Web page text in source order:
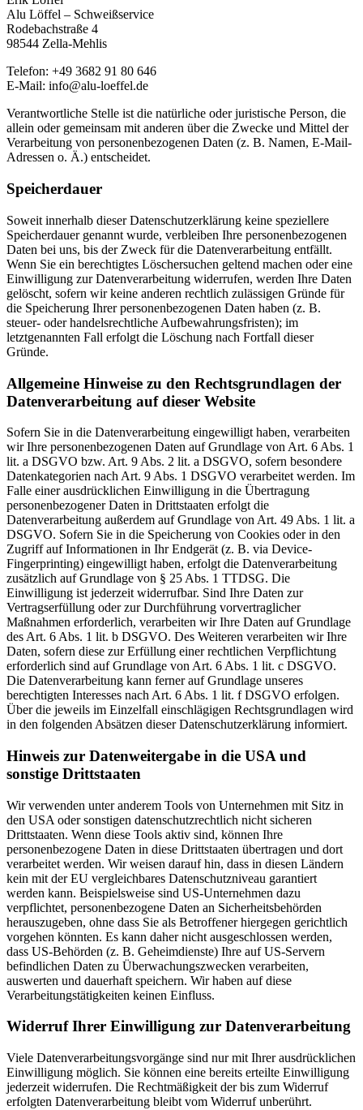
Alu Löffel – Schweißservice
Rodebachstraße 4
98544 Zella-Mehlis
Telefon: +49 3682 91 80 646
E-Mail: info@alu-loeffel.de
Verantwortliche Stelle ist die natürliche oder juristische Person, die
allein oder gemeinsam mit anderen über die Zwecke und Mittel der
Verarbeitung von personenbezogenen Daten (z. B. Namen, E-Mail-
Adressen o. Ä.) entscheidet.
Speicherdauer
Soweit innerhalb dieser Datenschutzerklärung keine speziellere
Speicherdauer genannt wurde, verbleiben Ihre personenbezogenen
Daten bei uns, bis der Zweck für die Datenverarbeitung entfällt.
Wenn Sie ein berechtigtes Löschersuchen geltend machen oder eine
Einwilligung zur Datenverarbeitung widerrufen, werden Ihre Daten
gelöscht, sofern wir keine anderen rechtlich zulässigen Gründe für
die Speicherung Ihrer personenbezogenen Daten haben (z. B.
steuer- oder handelsrechtliche Aufbewahrungsfristen); im
letztgenannten Fall erfolgt die Löschung nach Fortfall dieser
Gründe.
Allgemeine Hinweise zu den Rechtsgrundlagen der
Datenverarbeitung auf dieser Website
Sofern Sie in die Datenverarbeitung eingewilligt haben, verarbeiten
wir Ihre personenbezogenen Daten auf Grundlage von Art. 6 Abs. 1
lit. a DSGVO bzw. Art. 9 Abs. 2 lit. a DSGVO, sofern besondere
Datenkategorien nach Art. 9 Abs. 1 DSGVO verarbeitet werden. Im
Falle einer ausdrücklichen Einwilligung in die Übertragung
personenbezogener Daten in Drittstaaten erfolgt die
Datenverarbeitung außerdem auf Grundlage von Art. 49 Abs. 1 lit. a
DSGVO. Sofern Sie in die Speicherung von Cookies oder in den
Zugriff auf Informationen in Ihr Endgerät (z. B. via Device-
Fingerprinting) eingewilligt haben, erfolgt die Datenverarbeitung
zusätzlich auf Grundlage von § 25 Abs. 1 TTDSG. Die
Einwilligung ist jederzeit widerrufbar. Sind Ihre Daten zur
Vertragserfüllung oder zur Durchführung vorvertraglicher
Maßnahmen erforderlich, verarbeiten wir Ihre Daten auf Grundlage
des Art. 6 Abs. 1 lit. b DSGVO. Des Weiteren verarbeiten wir Ihre
Daten, sofern diese zur Erfüllung einer rechtlichen Verpflichtung
erforderlich sind auf Grundlage von Art. 6 Abs. 1 lit. c DSGVO.
Die Datenverarbeitung kann ferner auf Grundlage unseres
berechtigten Interesses nach Art. 6 Abs. 1 lit. f DSGVO erfolgen.
Über die jeweils im Einzelfall einschlägigen Rechtsgrundlagen wird
in den folgenden Absätzen dieser Datenschutzerklärung informiert.
Hinweis zur Datenweitergabe in die USA und
sonstige Drittstaaten
Wir verwenden unter anderem Tools von Unternehmen mit Sitz in
den USA oder sonstigen datenschutzrechtlich nicht sicheren
Drittstaaten. Wenn diese Tools aktiv sind, können Ihre
personenbezogene Daten in diese Drittstaaten übertragen und dort
verarbeitet werden. Wir weisen darauf hin, dass in diesen Ländern
kein mit der EU vergleichbares Datenschutzniveau garantiert
werden kann. Beispielsweise sind US-Unternehmen dazu
verpflichtet, personenbezogene Daten an Sicherheitsbehörden
herauszugeben, ohne dass Sie als Betroffener hiergegen gerichtlich
vorgehen könnten. Es kann daher nicht ausgeschlossen werden,
dass US-Behörden (z. B. Geheimdienste) Ihre auf US-Servern
befindlichen Daten zu Überwachungszwecken verarbeiten,
auswerten und dauerhaft speichern. Wir haben auf diese
Verarbeitungstätigkeiten keinen Einfluss.
Widerruf Ihrer Einwilligung zur Datenverarbeitung
Viele Datenverarbeitungsvorgänge sind nur mit Ihrer ausdrücklichen
Einwilligung möglich. Sie können eine bereits erteilte Einwilligung
jederzeit widerrufen. Die Rechtmäßigkeit der bis zum Widerruf
erfolgten Datenverarbeitung bleibt vom Widerruf unberührt.